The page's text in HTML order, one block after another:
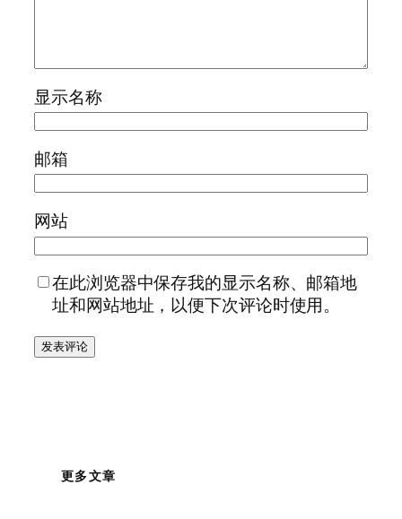
显示名称
邮箱
网站
在此浏览器中保存我的显示名称、邮箱地
址和网站地址，以便下次评论时使用。
更多文章